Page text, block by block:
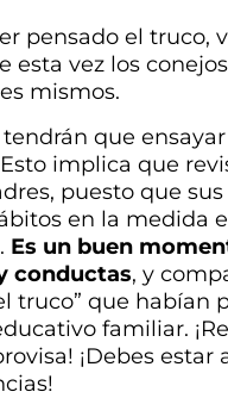
pensado el truco,
esta vez los
mismos.
que
implica que
puesto que
en la medida
Es un buen
conductas, y
truco” que habían
familiar.
¡Debes estar